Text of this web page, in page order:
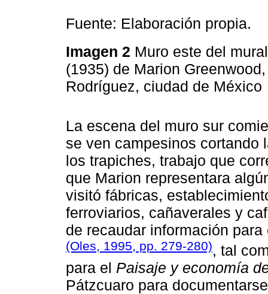
Fuente: Elaboración propia.
Imagen 2 Muro este del
(1935) de Marion
Rodríguez, ciudad de México
La escena del muro sur
se ven campesinos cortando
los trapiches, trabajo que
que Marion representara
visitó fábricas,
ferroviarios, cañaverales y
de recaudar información
(Oles, 1995, pp. 279-280), tal
para el Paisaje y economía
Pátzcuaro para